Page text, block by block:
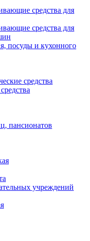
средства для
средства для
посуды и кухонного
средства
пансионатов
учреждений